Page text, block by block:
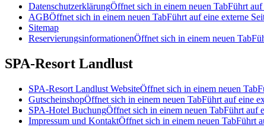
DatenschutzerklärungÖffnet sich in einem neuen TabFührt auf
AGBÖffnet sich in einem neuen TabFührt auf eine externe
Sitemap
ReservierungsinformationenÖffnet sich in einem neuen Tab
SPA-Resort Landlust
SPA-Resort Landlust WebsiteÖffnet sich in einem neuen Tab
GutscheinshopÖffnet sich in einem neuen TabFührt auf eine
SPA-Hotel BuchungÖffnet sich in einem neuen TabFührt auf
Impressum und KontaktÖffnet sich in einem neuen TabFührt